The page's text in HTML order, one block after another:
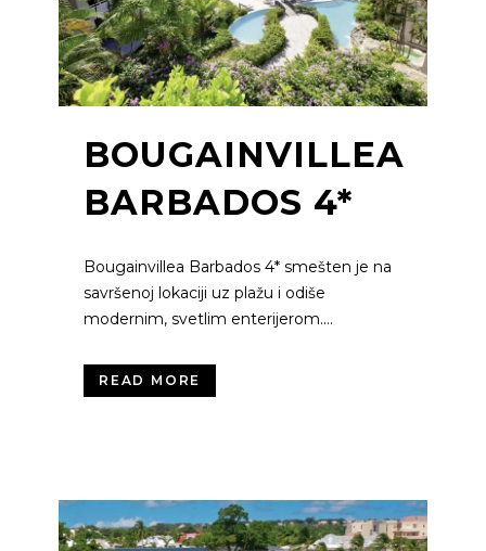
BOUGAINVILLEA
BARBADOS 4*
Bougainvillea Barbados 4* smešten je na
savršenoj lokaciji uz plažu i odiše
modernim, svetlim enterijerom....
READ MORE